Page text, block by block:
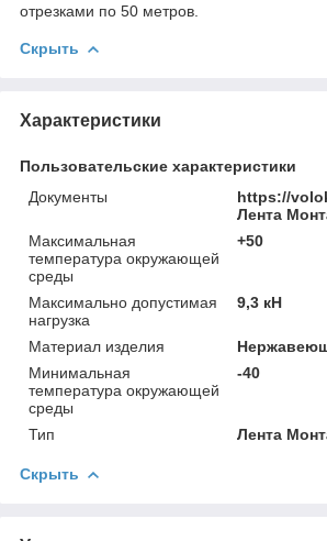
отрезками по 50 метров.
Скрыть
Характеристики
Пользовательские характеристики
Документы
https://
Лента
Максимальная
температура окружающей
среды
+50
Максимально допустимая
нагрузка
9,3 кН
Материал изделия
Минимальная
температура окружающей
среды
-40
Тип Лента
Скрыть